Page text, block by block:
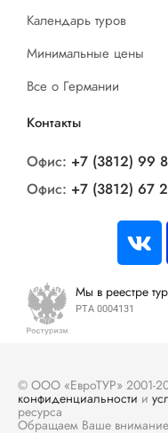
Календарь туров
Минимальные цены
Все о Германии
Контакты
Офис: +7 (3812) 99
Офис: +7 (3812) 67
Мы в реестре
РТА 0004131
© ООО «ЕвроТУР» 2001-
конфиденциальности и
ресурса
Обращаем Ваше внимание